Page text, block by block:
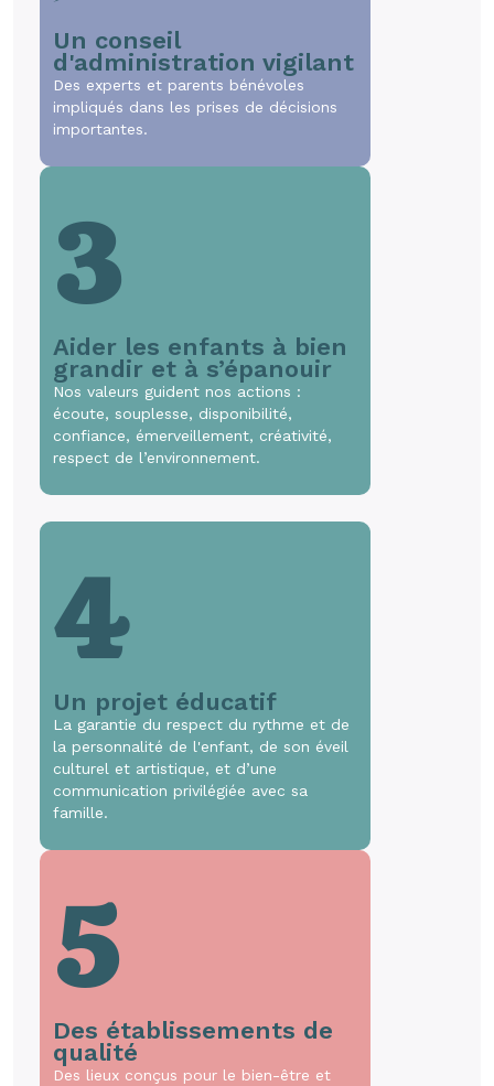
Un conseil
d'administration vigilant
Des experts et parents bénévoles
impliqués dans les prises de décisions
importantes.
3
Aider les enfants à bien
grandir et à s’épanouir
Nos valeurs guident nos actions :
écoute, souplesse, disponibilité,
confiance, émerveillement, créativité,
respect de l’environnement.
4
Un projet éducatif
La garantie du respect du rythme et de
la personnalité de l'enfant, de son éveil
culturel et artistique, et d’une
communication privilégiée avec sa
famille.
5
Des établissements de
qualité
Des lieux conçus pour le bien-être et